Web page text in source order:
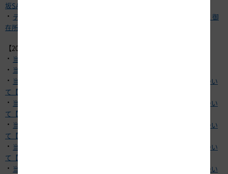
坂SA（上り）】
・ テナント従業員の新型コロナウイルス感染について【E23 東名阪道 御
在所SA（下り）】
【2022年8月3日】
・ 当社社員などの新型コロナウイルス感染について
・ 当社グループ会社社員などの新型コロナウイルス感染について
・ 当社グループ会社料金収受スタッフの新型コロナウイルス感染につい
て【E1 東名 秦野中井料金所】
・ 当社グループ会社料金収受スタッフの新型コロナウイルス感染につい
て【E1 東名 東京料金所】
・ 当社グループ会社料金収受スタッフの新型コロナウイルス感染につい
て【E1 名神 一宮料金所】
・ 当社グループ会社料金収受スタッフの新型コロナウイルス感染につい
て【E1A 伊勢湾岸道 豊明料金所】
・ 当社グループ会社料金収受スタッフの新型コロナウイルス感染につい